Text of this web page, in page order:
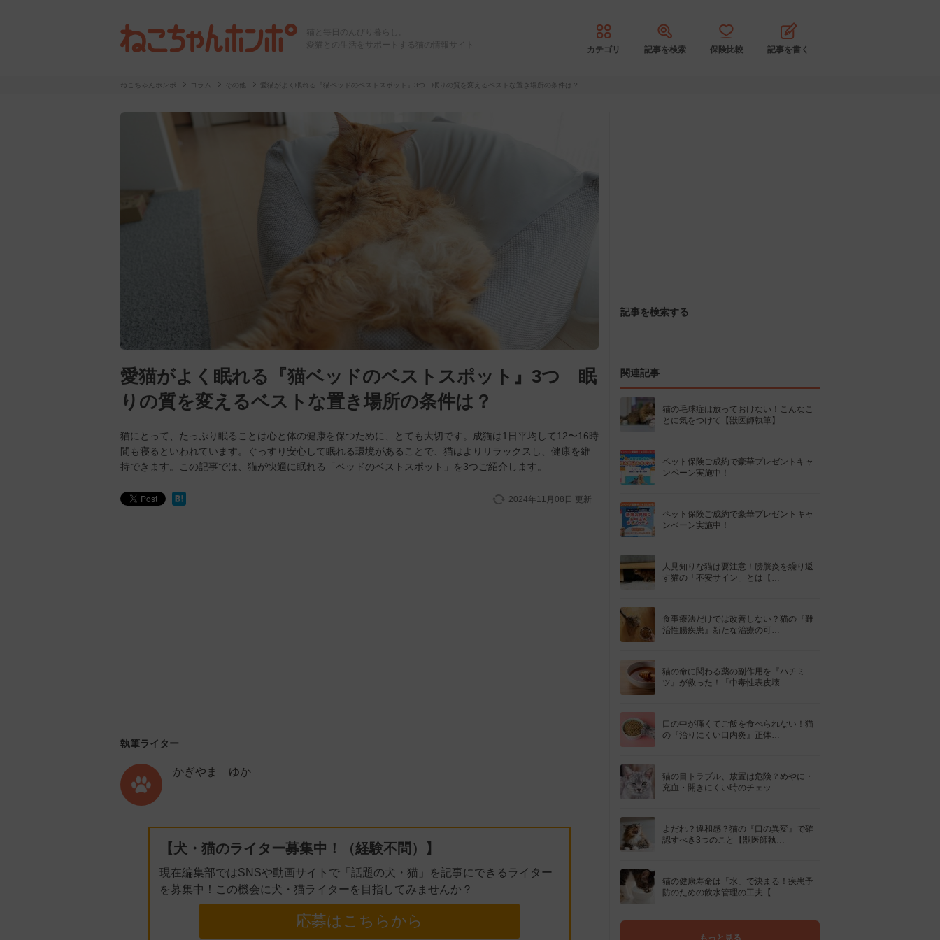
猫と毎日のんびり暮らし。
愛猫との生活をサポートする猫の情報サイト
カテゴリ 記事を検索 保険比較 記事を書く
ねこちゃんホンポ コラム その他 愛猫がよく眠れる『猫ベッドのベストスポット』3つ 眠りの質を変えるベストな置き場所の条件は？
愛猫がよく眠れる『猫ベッドのベストスポット』3つ 眠
りの質を変えるベストな置き場所の条件は？
猫にとって、たっぷり眠ることは心と体の健康を保つために、とても大切です。成猫は1日平均して12〜16時
間も寝るといわれています。ぐっすり安心して眠れる環境があることで、猫はよりリラックスし、健康を維
持できます。この記事では、猫が快適に眠れる「ベッドのベストスポット」を3つご紹介します。
2024年11月08日 更新
執筆ライター
かぎやま ゆか
【犬・猫のライター募集中！（経験不問）】
現在編集部ではSNSや動画サイトで「話題の犬・猫」を記事にできるライター
を募集中！この機会に犬・猫ライターを目指してみませんか？
応募はこちらから
記事を検索する
関連記事
猫の毛球症は放っておけない！こんなこ
とに気をつけて【獣医師執筆】
ペット保険ご成約で豪華プレゼントキャ
ンペーン実施中！
ペット保険ご成約で豪華プレゼントキャ
ンペーン実施中！
人見知りな猫は要注意！膀胱炎を繰り返
す猫の「不安サイン」とは【…
食事療法だけでは改善しない？猫の『難
治性腸疾患』新たな治療の可…
猫の命に関わる薬の副作用を『ハチミ
ツ』が救った！「中毒性表皮壊…
口の中が痛くてご飯を食べられない！猫
の『治りにくい口内炎』正体…
猫の目トラブル、放置は危険？めやに・
充血・開きにくい時のチェッ…
よだれ？違和感？猫の『口の異変』で確
認すべき3つのこと【獣医師執…
猫の健康寿命は「水」で決まる！疾患予
防のための飲水管理の工夫【…
もっと見る